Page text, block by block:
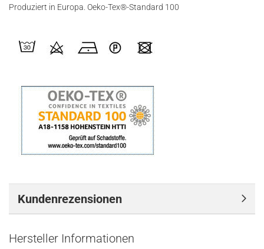
Produziert in Europa. Oeko-Tex®-Standard 100
Kundenrezensionen
Hersteller Informationen